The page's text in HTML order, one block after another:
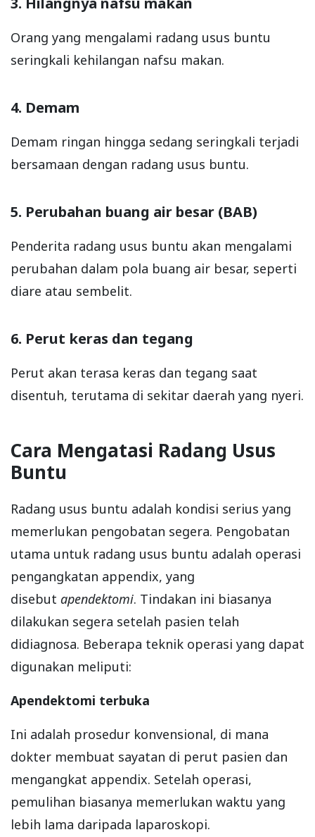
Orang yang mengalami radang usus buntu
seringkali kehilangan nafsu makan.
4. Demam
Demam ringan hingga sedang seringkali terjadi
bersamaan dengan radang usus buntu.
5. Perubahan buang air besar (BAB)
Penderita radang usus buntu akan mengalami
perubahan dalam pola buang air besar, seperti
diare atau sembelit.
6. Perut keras dan tegang
Perut akan terasa keras dan tegang saat
disentuh, terutama di sekitar daerah yang nyeri.
Cara Mengatasi Radang Usus
Buntu
Radang usus buntu adalah kondisi serius yang
memerlukan pengobatan segera. Pengobatan
utama untuk radang usus buntu adalah operasi
pengangkatan appendix, yang
disebut apendektomi. Tindakan ini biasanya
dilakukan segera setelah pasien telah
didiagnosa. Beberapa teknik operasi yang dapat
digunakan meliputi:
Apendektomi terbuka
Ini adalah prosedur konvensional, di mana
dokter membuat sayatan di perut pasien dan
mengangkat appendix. Setelah operasi,
pemulihan biasanya memerlukan waktu yang
lebih lama daripada laparoskopi.